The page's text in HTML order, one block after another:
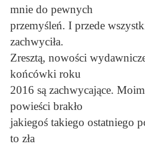
mnie do pewnych
przemyśleń. I przede
zachwyciła.
Zresztą, nowości
końcówki roku
2016 są zachwycające.
powieści brakło
jakiegoś takiego ostatniego
to zła